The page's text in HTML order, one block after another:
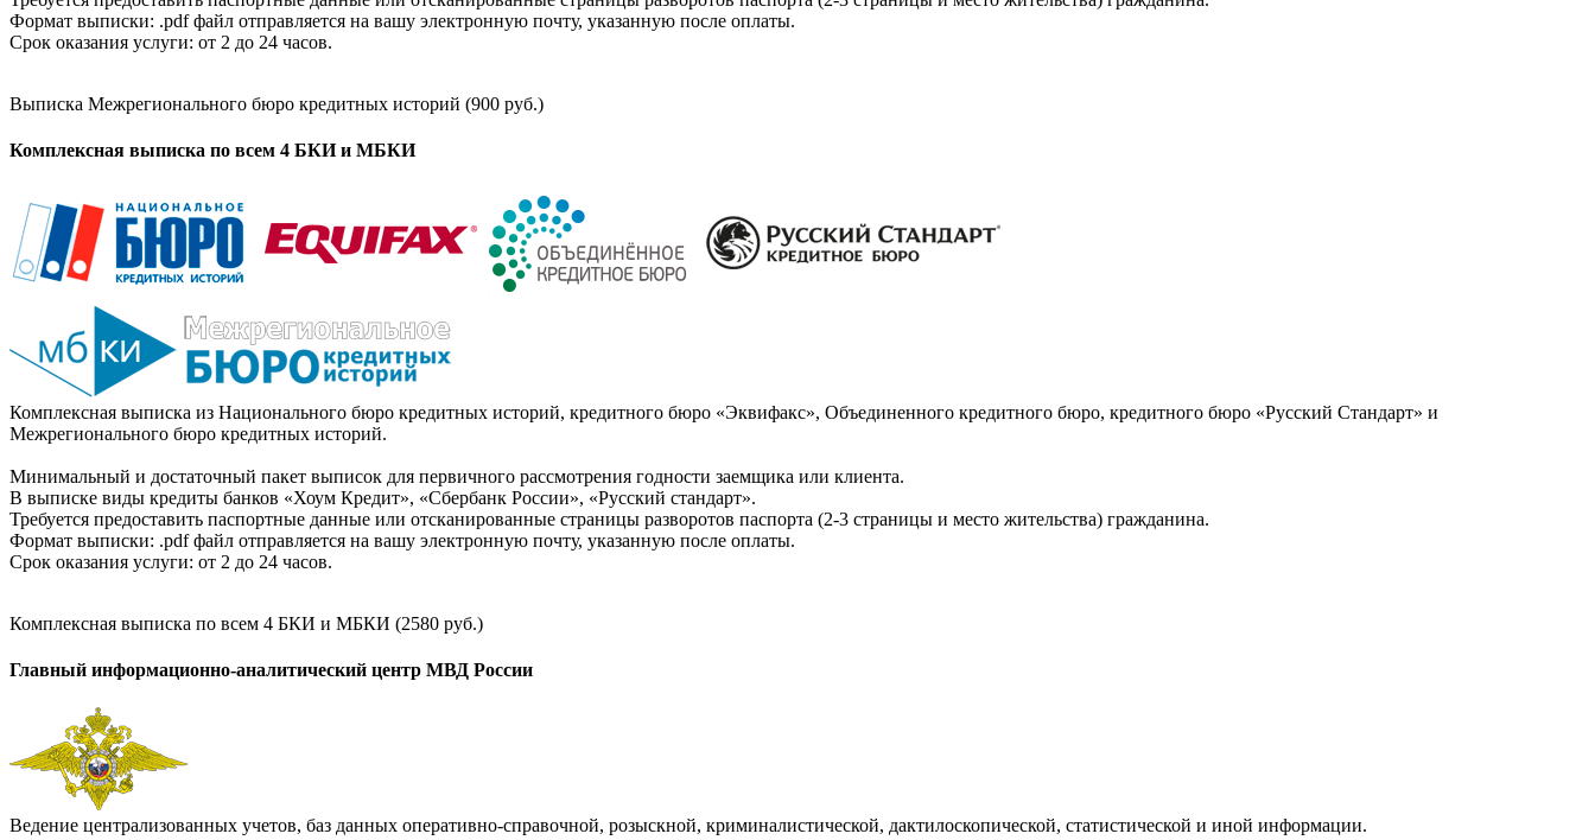
Формат выписки: .pdf файл отправляется на вашу электронную почту, указанную после оплаты.
Срок оказания услуги: от 2 до 24 часов.
Выписка Межрегионального бюро кредитных историй (900 руб.)
Комплексная выписка по всем 4 БКИ и МБКИ
Комплексная выписка из Национального бюро кредитных историй, кредитного бюро «Эквифакс», Объединенного кредитного бюро, кредитного бюро «Русский Стандарт» и
Межрегионального бюро кредитных историй.
Минимальный и достаточный пакет выписок для первичного рассмотрения годности заемщика или клиента.
В выписке виды кредиты банков «Хоум Кредит», «Сбербанк России», «Русский стандарт».
Требуется предоставить паспортные данные или отсканированные страницы разворотов паспорта (2-3 страницы и место жительства) гражданина.
Формат выписки: .pdf файл отправляется на вашу электронную почту, указанную после оплаты.
Срок оказания услуги: от 2 до 24 часов.
Комплексная выписка по всем 4 БКИ и МБКИ (2580 руб.)
Главный информационно-аналитический центр МВД России
Ведение централизованных учетов, баз данных оперативно-справочной, розыскной, криминалистической, дактилоскопической, статистической и иной информации.